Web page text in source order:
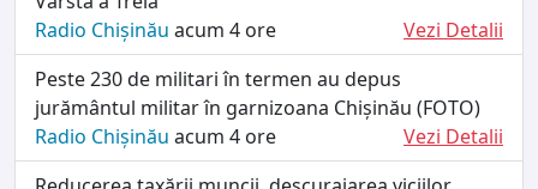
Radio Chișinău acum 4 ore
Vezi Detalii
Peste 230 de militari în termen au depus
jurământul militar în garnizoana Chișinău (FOTO)
Radio Chișinău acum 4 ore
Vezi Detalii